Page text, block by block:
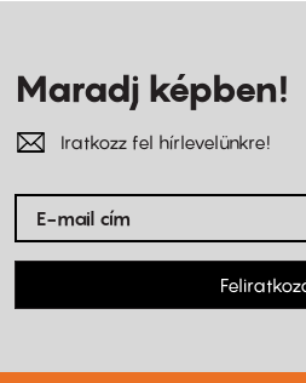
Maradj képben!
Iratkozz fel hírlevelünkre!